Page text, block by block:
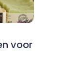
voor